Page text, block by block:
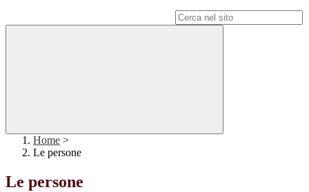
Home >
Le persone
Le persone